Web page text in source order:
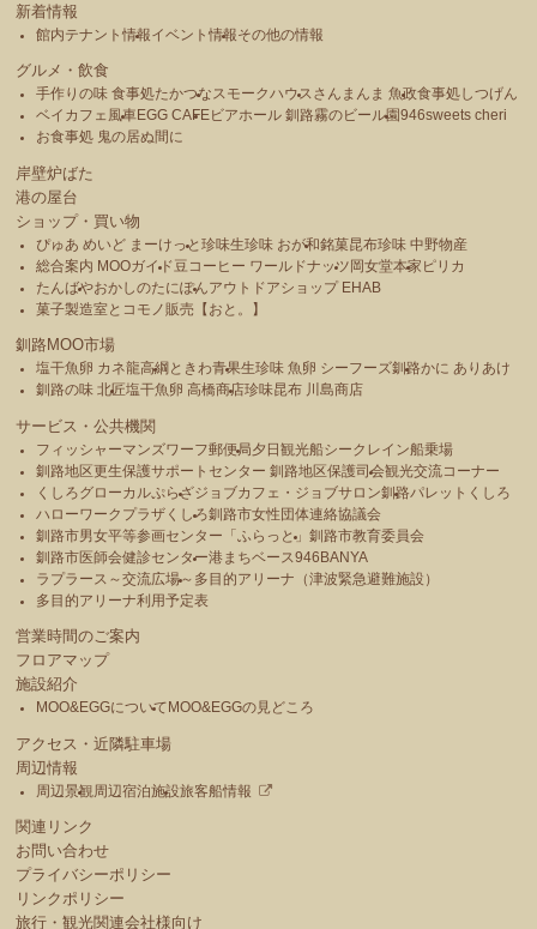
新着情報
館内テナント情報イベント情報その他の情報
グルメ・飲食
手作りの味 食事処たかつな スモークハウス さんまんま 魚政食事処しつげん
ベイカフェ風車EGG CAFE ビアホール 釧路霧のビール園946sweets cheri
お食事処 鬼の居ぬ間に
岸壁炉ばた
港の屋台
ショップ・買い物
ぴゅあ めいど まーけっと珍味生珍味 おが和銘菓昆布珍味 中野物産
総合案内 MOOガイド豆コーヒー ワールドナッツ 岡女堂本家 ピリカ
たんばやおかしのたにぽんアウトドアショップ EHAB
菓子製造室とコモノ販売【おと。】
釧路MOO市場
塩干魚卵 カネ龍高綱 ときわ青果生珍味 魚卵 シーフーズ釧路かに ありあけ
釧路の味 北匠塩干魚卵 高橋商店珍味昆布 川島商店
サービス・公共機関
フィッシャーマンズワーフ郵便局夕日観光船シークレイン船乗場
釧路地区更生保護サポートセンター 釧路地区保護司会観光交流コーナー
くしろグローカルぷらざジョブカフェ・ジョブサロン釧路パレットくしろ
ハローワークプラザくしろ釧路市女性団体連絡協議会
釧路市男女平等参画センター「ふらっと」釧路市教育委員会
釧路市医師会健診センター港まちベース946BANYA
ラプラース～交流広場～ 多目的アリーナ（津波緊急避難施設）
多目的アリーナ利用予定表
営業時間のご案内
フロアマップ
施設紹介
MOO&EGGについて MOO&EGGの見どころ
アクセス・近隣駐車場
周辺情報
周辺景観 周辺宿泊施設旅客船情報
関連リンク
お問い合わせ
プライバシーポリシー
リンクポリシー
旅行・観光関連会社様向け